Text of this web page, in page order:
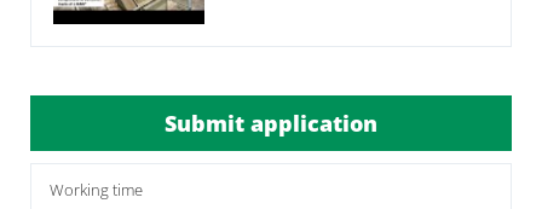
Submit application
Working time